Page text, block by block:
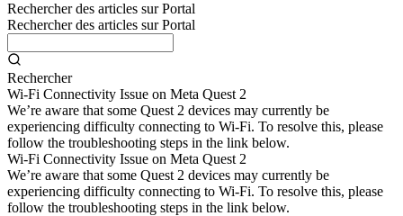
Rechercher des articles sur Portal
Rechercher des articles sur Portal
Rechercher
Wi-Fi Connectivity Issue on Meta Quest 2
We’re aware that some Quest 2 devices may currently be
experiencing difficulty connecting to Wi-Fi. To resolve this, please
follow the troubleshooting steps in the link below.
Wi-Fi Connectivity Issue on Meta Quest 2
We’re aware that some Quest 2 devices may currently be
experiencing difficulty connecting to Wi-Fi. To resolve this, please
follow the troubleshooting steps in the link below.